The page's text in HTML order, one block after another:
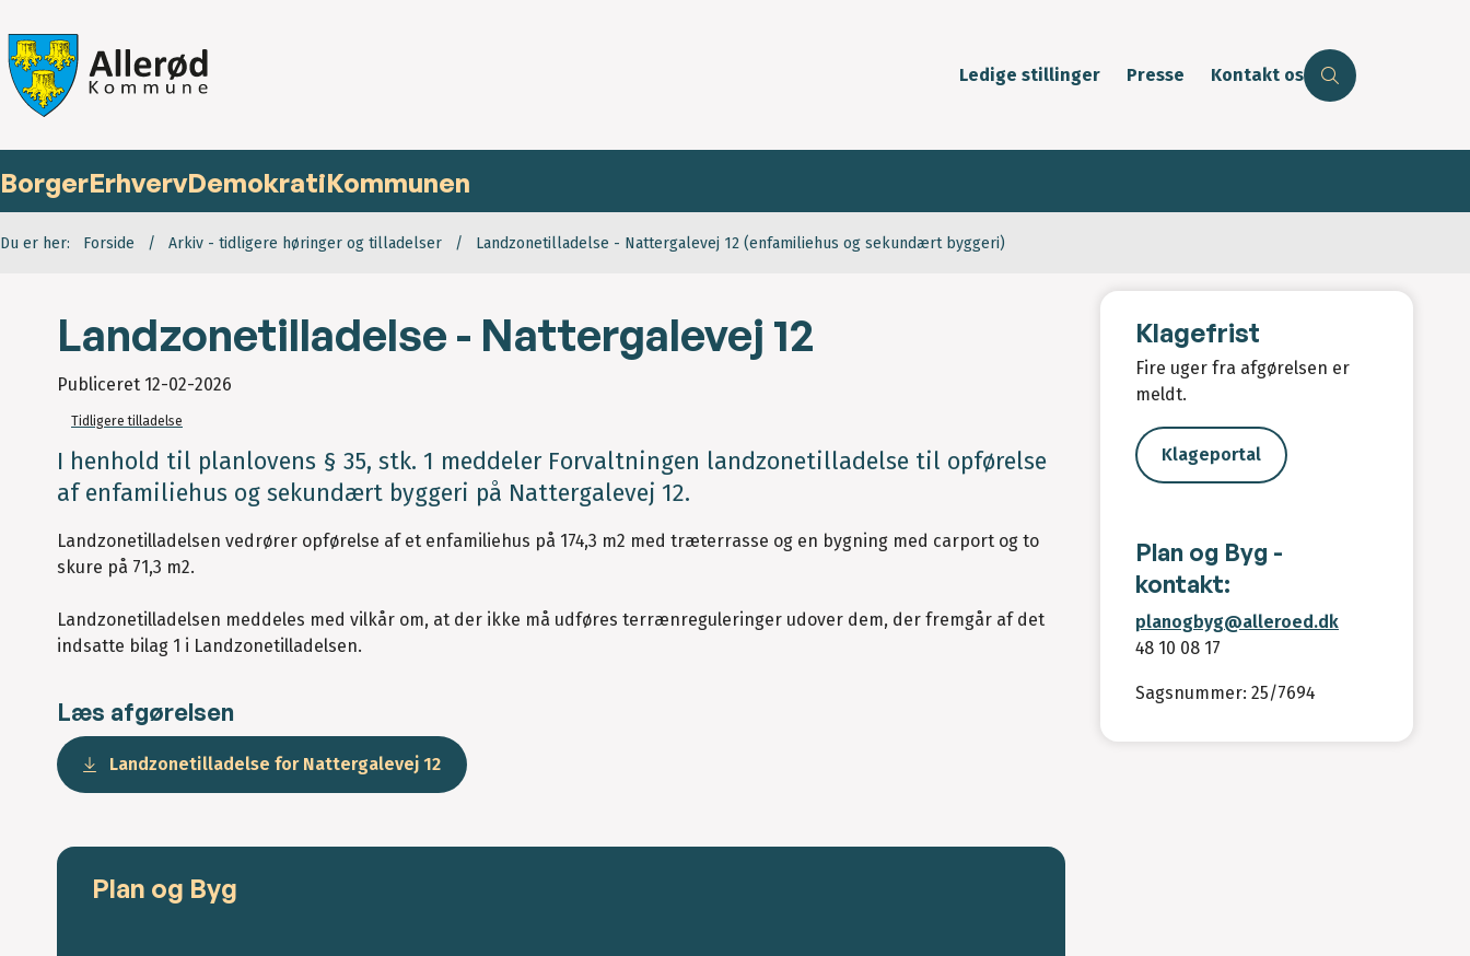
Ledige stillinger Presse Kontakt os
BorgerErhvervDemokratiKommunen
Du er her: Forside Arkiv - tidligere høringer og tilladelser Landzonetilladelse - Nattergalevej 12 (enfamiliehus og sekundært byggeri)
Landzonetilladelse - Nattergalevej 12
Publiceret 12-02-2026
Tidligere tilladelse
I henhold til planlovens § 35, stk. 1 meddeler Forvaltningen landzonetilladelse til opførelse
af enfamiliehus og sekundært byggeri på Nattergalevej 12.
Landzonetilladelsen vedrører opførelse af et enfamiliehus på 174,3 m2 med træterrasse og en bygning med carport og to
skure på 71,3 m2.
Landzonetilladelsen meddeles med vilkår om, at der ikke må udføres terrænreguleringer udover dem, der fremgår af det
indsatte bilag 1 i Landzonetilladelsen.
Læs afgørelsen
Landzonetilladelse for Nattergalevej 12
Plan og Byg
Klagefrist
Fire uger fra afgørelsen er
meldt.
Klageportal
Plan og Byg -
kontakt:
planogbyg@alleroed.dk
48 10 08 17
Sagsnummer: 25/7694